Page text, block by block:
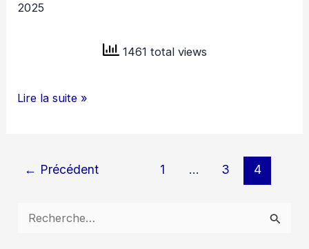
2025
1461 total views
HUMANITE
REGIONAL
Lire la suite »
← Précédent 1 … 3 4